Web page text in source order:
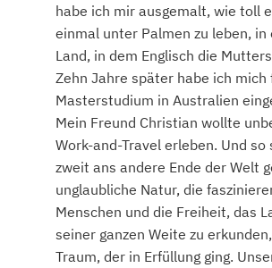
habe ich mir ausgemalt, wie toll
einmal unter Palmen zu leben, in
Land, in dem Englisch die
Zehn Jahre später habe ich mich
Masterstudium in Australien
Mein Freund Christian wollte
Work-and-Travel erleben. Und so
zweit ans andere Ende der Welt
unglaubliche Natur, die
Menschen und die Freiheit, das
seiner ganzen Weite zu
Traum, der in Erfüllung ging.